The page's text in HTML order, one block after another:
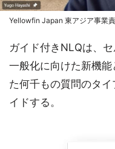
Yellowfin Japan 東アジア事業
ガイド付きNLQは、
一般化に向けた新機
た何千もの質問のタ
イドする。